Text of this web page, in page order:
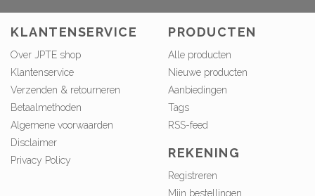
KLANTENSERVICE
Over JPTE shop
Klantenservice
Verzenden & retourneren
Betaalmethoden
Algemene voorwaarden
Disclaimer
Privacy Policy
PRODUCTEN
Alle producten
Nieuwe producten
Aanbiedingen
Tags
RSS-feed
REKENING
Registreren
Mijn bestellingen